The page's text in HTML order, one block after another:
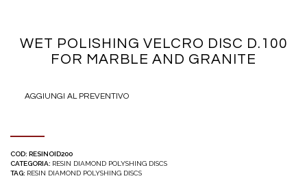
WET POLISHING VELCRO DISC D.100
FOR MARBLE AND GRANITE
AGGIUNGI AL PREVENTIVO
COD: RESINOID200
CATEGORIA: RESIN DIAMOND POLYSHING DISCS
TAG: RESIN DIAMOND POLYSHING DISCS